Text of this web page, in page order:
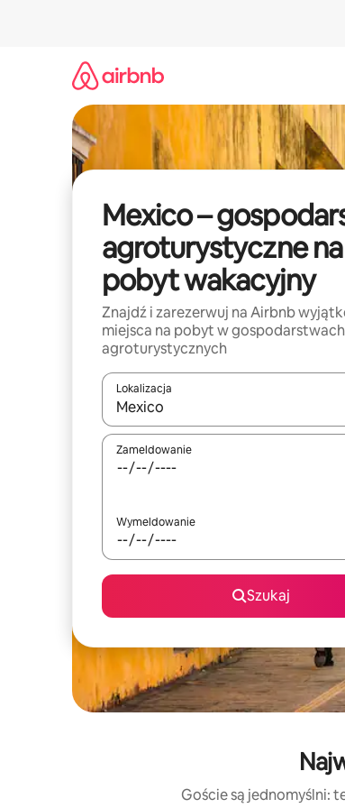
Mexico –
agroturystyczne na
pobyt wakacyjny
Znajdź i zarezerwuj na Airbnb
miejsca na pobyt w gospodarstwach
agroturystycznych
Lokalizacja
Gdy wyniki będą dostępne, możesz
Zameldowanie
Wymeldowanie
Szukaj
Goście są jednomyślni: